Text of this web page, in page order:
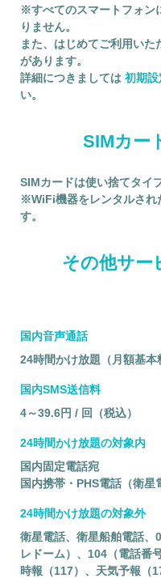
※すべてのスマートフォン
りません。
また、はじめてご利用い
があります。
詳細につきましては 初期
い。
SIMカー
SIMカードは使い捨てタイ
※WiFi機器をレンタルされ
す。
その他サー
国内音声通話
24時間かけ放題（月額基本
国内SMS送信料
4～39.6円 / 回（税込）
24時間かけ放題の対象内
国内固定電話宛
国内携帯・PHS電話（衛星
24時間かけ放題の対象外
衛星電話、衛星船舶電話
レドーム）、104（電話番
時報（117）、天気予報（